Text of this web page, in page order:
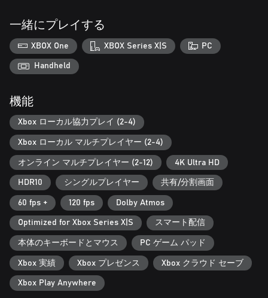
イコンの指導の下で、注目を浴びるあなたに期待されているの
は、拡張された世界のオフレースで新しいスターになることで
す。スポンサーシップとユニークな報酬を獲得し、すべてのロ
ケーションを制覇し、これまでで最大のCareerで過激なライバ
ルに挑みましょう。
Careerを含むオフラインモードで最大4人のローカル分割画面に
より、DIRT 5は友達と順位を争うのに最適なマルチプレイヤー
レースゲームになります。オンラインで、最大12人のプレイヤ
ー向けに厳選されたレースプレイリストを投入し、革新的なモ
ードでゴールを競います。
プレイグラウンドで作成、共有、発見
DIRTゲームでは初登場の機能。独自のジムカーナ、スマッシュ
アタック、タイムアタックチャレンジを作成して、友達やDIRT
コミュニティとオンラインで共有できます。
一緒にプレイする
XBOX One XBOX Series X|S PC
Handheld
機能
Xbox ローカル協力プレイ (2-4)
Xbox ローカル マルチプレイヤー (2-4)
オンライン マルチプレイヤー (2-12) 4K Ultra HD
HDR10 シングルプレイヤー 共有/分割画面
60 fps + 120 fps Dolby Atmos
Optimized for Xbox Series X|S スマート配信
本体のキーボードとマウス PC ゲーム パッド
Xbox 実績 Xbox プレゼンス Xbox クラウド セーブ
Xbox Play Anywhere